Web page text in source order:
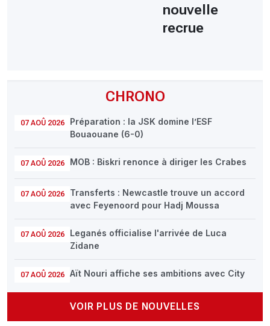
CHRONO
07 AOÛ 2026
Préparation : la JSK domine l’ESF
Bouaouane (6-0)
07 AOÛ 2026 MOB : Biskri renonce à diriger les Crabes
07 AOÛ 2026
Transferts : Newcastle trouve un accord
avec Feyenoord pour Hadj Moussa
07 AOÛ 2026
Leganés officialise l'arrivée de Luca
Zidane
07 AOÛ 2026 Aït Nouri affiche ses ambitions avec City
VOIR PLUS DE NOUVELLES
nouvelle
recrue